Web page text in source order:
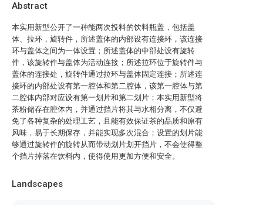
Abstract
本实用新型公开了一种能两次投料的饮料瓶盖，包括盖
体、拉环，旋转件，所述盖体的内部设有连接环，该连接
环与盖体之间为一体设置；所述盖体的中部处设有旋转
件，该旋转件与盖体为活动连接；所述拉环位于旋转件与
盖体的连接处，旋转件通过拉环与盖体固定连接；所述连
接环的内部处设有第一腔体和第二腔体，该第一腔体与第
二腔体内部对应设有第一划片和第二划片；本实用新型将
茶粉储存在腔体内，并通过挡片将其与水相分离，不仅避
免了各种复杂的处理工艺，且能有效保证茶的品质和原有
风味，易于长期保存，并能实现多次混合；设置的划片能
够通过旋转件的旋转从而带动划片划开挡片，不会使得整
个挡片掉落在饮料内，使得使用更加方便和安全。
Landscapes